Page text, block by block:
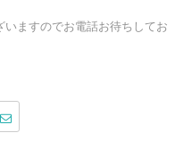
ますのでお電話お待ちしてお